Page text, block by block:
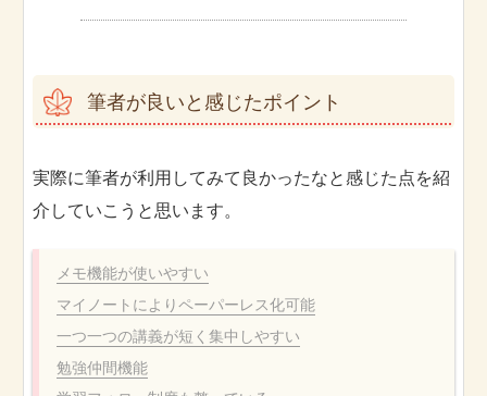
筆者が良いと感じたポイント
実際に筆者が利用してみて良かったなと感じた点を紹
介していこうと思います。
メモ機能が使いやすい
マイノートによりペーパーレス化可能
一つ一つの講義が短く集中しやすい
勉強仲間機能